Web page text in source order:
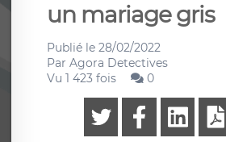
un mariage gris
Publié le 28/02/2022
Par Agora Detectives
Vu 1 423 fois
0